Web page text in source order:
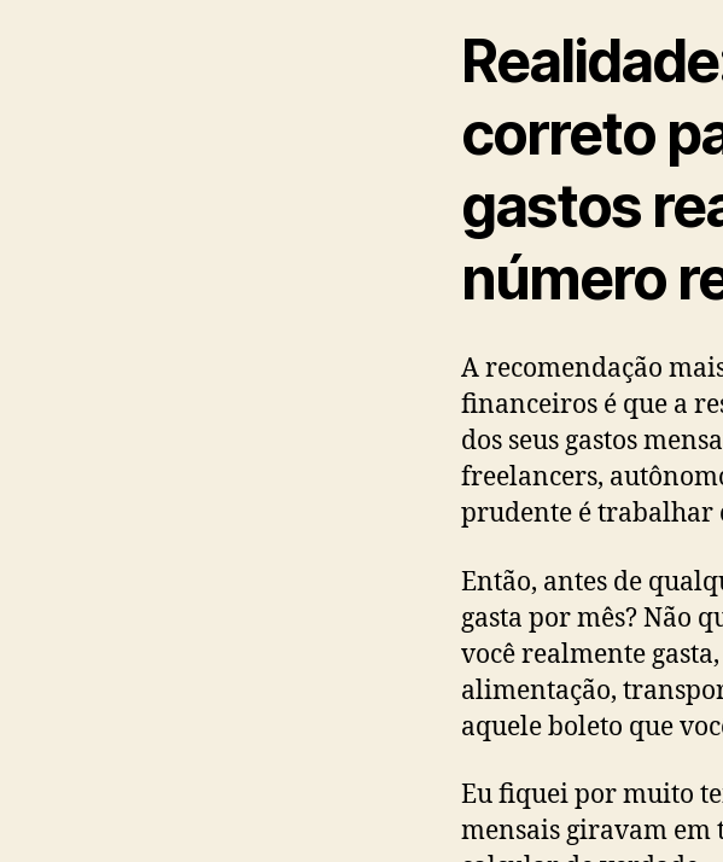
correto
gastos
número
A recomendação
financeiros é que a
dos seus gastos
freelancers,
prudente é trabalhar
Então, antes de
gasta por mês? Não
você realmente
alimentação,
aquele boleto que
Eu fiquei por muito
mensais giravam